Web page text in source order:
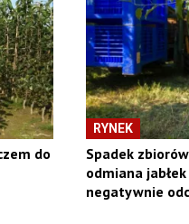
do
RYNEK
Spadek
odmiana
negatywnie